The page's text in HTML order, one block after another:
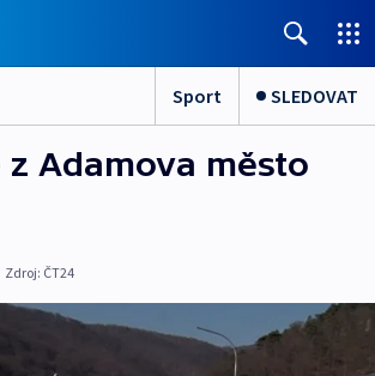
Sport SLEDOVAT
z Adamova město
Zdroj: ČT24